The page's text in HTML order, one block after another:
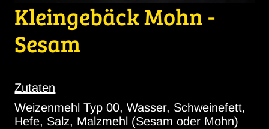
Kleingebäck Mohn -
Sesam
Zutaten
Weizenmehl Typ 00, Wasser, Schweinefett,
Hefe, Salz, Malzmehl (Sesam oder Mohn)